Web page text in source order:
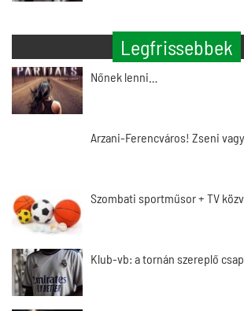
Legfrissebbek
Nőnek lenni…
Arzani-Ferencváros! Zseni
Szombati sportműsor + TV
Klub-vb: a tornán szereplő